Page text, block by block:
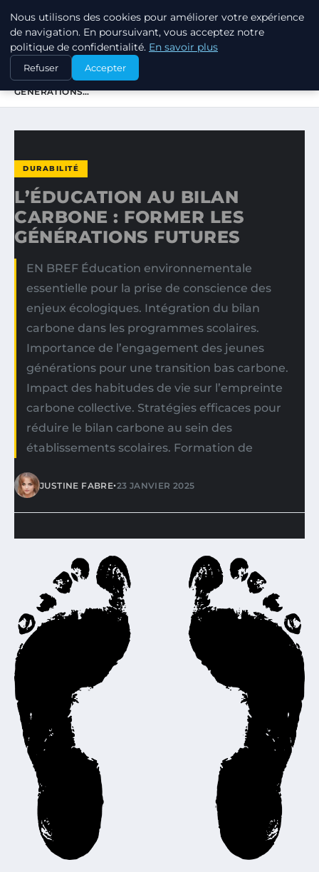
RSE ENJEUX
ACCUEIL
DURABILITÉ
L’ÉDUCATION AU BILAN CARBONE : FORMER LES
GÉNÉRATIONS…
DURABILITÉ
L’ÉDUCATION AU BILAN
CARBONE : FORMER LES
GÉNÉRATIONS FUTURES
EN BREF Éducation environnementale
essentielle pour la prise de conscience des
enjeux écologiques. Intégration du bilan
carbone dans les programmes scolaires.
Importance de l’engagement des jeunes
générations pour une transition bas carbone.
Impact des habitudes de vie sur l’empreinte
carbone collective. Stratégies efficaces pour
réduire le bilan carbone au sein des
établissements scolaires. Formation de
JUSTINE FABRE•23 JANVIER 2025
Nous utilisons des cookies pour améliorer votre expérience
de navigation. En poursuivant, vous acceptez notre
politique de confidentialité. En savoir plus
Refuser Accepter